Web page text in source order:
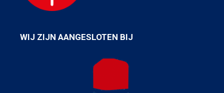
WIJ ZIJN AANGESLOTEN BIJ